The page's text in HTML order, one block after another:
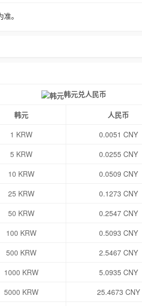
。
韩元兑人民币
韩元
人民币
1 KRW
0.0051 CNY
5 KRW
0.0255 CNY
10 KRW
0.0509 CNY
25 KRW
0.1273 CNY
50 KRW
0.2547 CNY
100 KRW
0.5093 CNY
500 KRW
2.5467 CNY
1000 KRW
5.0935 CNY
5000 KRW
25.4673 CNY